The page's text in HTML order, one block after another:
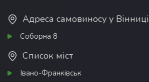
Адреса самовиносу у Вінниці
Соборна 8
Список міст
Івано-Франківськ